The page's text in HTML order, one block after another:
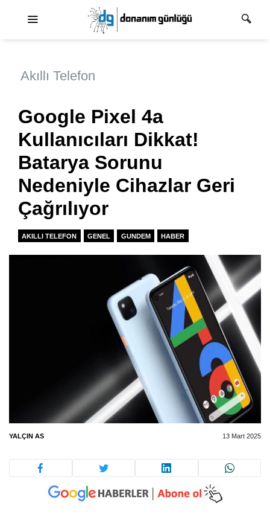
Akıllı Telefon
Google Pixel 4a
Kullanıcıları Dikkat!
Batarya Sorunu
Nedeniyle Cihazlar Geri
Çağrılıyor
AKILLI TELEFON GENEL GUNDEM HABER
YALÇIN AS 13 Mart 2025